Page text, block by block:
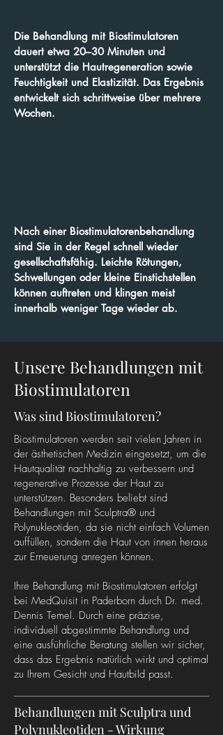
Die Behandlung mit Biostimulatoren
dauert etwa 20–30 Minuten und
unterstützt die Hautregeneration sowie
Feuchtigkeit und Elastizität. Das Ergebnis
entwickelt sich schrittweise über mehrere
Wochen.
Nach einer Biostimulatorenbehandlung
sind Sie in der Regel schnell wieder
gesellschaftsfähig. Leichte Rötungen,
Schwellungen oder kleine Einstichstellen
können auftreten und klingen meist
innerhalb weniger Tage wieder ab.
Unsere Behandlungen mit
Biostimulatoren
Was sind Biostimulatoren?
Biostimulatoren werden seit vielen Jahren in
der ästhetischen Medizin eingesetzt, um die
Hautqualität nachhaltig zu verbessern und
regenerative Prozesse der Haut zu
unterstützen. Besonders beliebt sind
Behandlungen mit Sculptra® und
Polynukleotiden, da sie nicht einfach Volumen
auffüllen, sondern die Haut von innen heraus
zur Erneuerung anregen können.
Ihre Behandlung mit Biostimulatoren erfolgt
bei MedQuisit in Paderborn durch Dr. med.
Dennis Temel. Durch eine präzise,
individuell abgestimmte Behandlung und
eine ausführliche Beratung stellen wir sicher,
dass das Ergebnis natürlich wirkt und optimal
zu Ihrem Gesicht und Hautbild passt.
Behandlungen mit Sculptra und
Polynukleotiden - Wirkung